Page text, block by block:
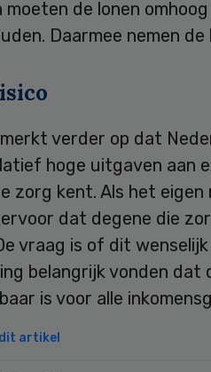
moeten de lonen
Daarmee nemen
verder op dat
hoge uitgaven aan
zorg kent. Als het
dat degene die
vraag is of dit
belangrijk vonden
is voor alle
artikel